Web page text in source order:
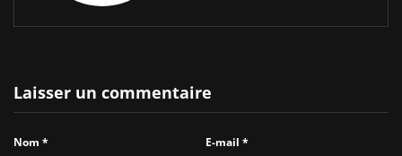
Laisser un commentaire
Nom * E-mail *